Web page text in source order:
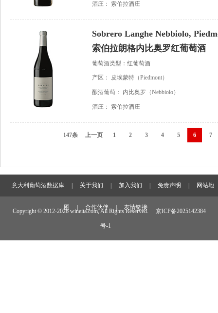
酒庄： 索伯拉酒庄
Sobrero Langhe Nebbiolo,
索伯拉朗格内比奥罗红葡萄酒
葡萄酒类型：红葡萄酒
产区： 皮埃蒙特（Piedmont）
酿酒葡萄： 内比奥罗（Nebbiolo）
酒庄： 索伯拉酒庄
147条 上一页 1 2 3 4 5 6 7
意大利葡萄酒数据库 关于我们 加入我们 免责声明 网站地
图 合作伙伴 友情链接
Copyright © 2012-2026 wineita.com, All Rights Reserved. 京ICP备2025142384
号-1